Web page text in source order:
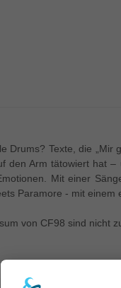
Drums? Texte, die
den Arm tätowiert hat
Mit einer
Paramore - mit
von CF98 sind nicht